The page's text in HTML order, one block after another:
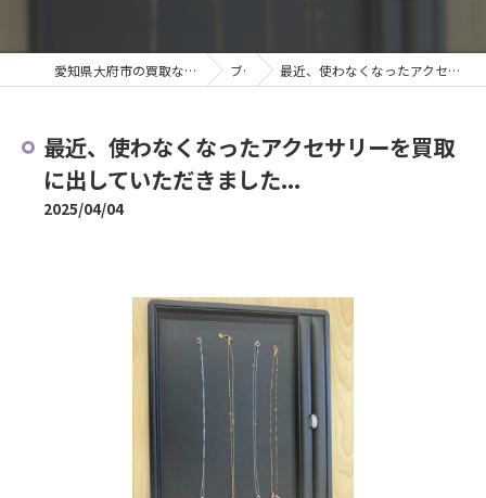
愛知県大府市の買取なら買取大吉 大府共栄町3丁目店 ブログ 最近、使わなくなったアクセサリーを買取に出していただきました...
最近、使わなくなったアクセサリーを買取
に出していただきました...
2025/04/04